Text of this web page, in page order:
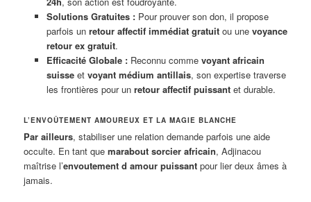
Solutions Gratuites :Pour prouver son don, il propose
parfois un retour affectif immédiat gratuitou une voyance
retour ex gratuit.
Efficacité Globale :Reconnu comme voyant africain
suisseet voyant médium antillais, son expertise traverse
les frontières pour un retour affectif puissantet durable.
L’ENVOÛTEMENT AMOUREUX ET LA MAGIE BLANCHE
Par ailleurs, stabiliser une relation demande parfois une aide
occulte. En tant quemarabout sorcier africain, Adjinacou
maîtrise l’envoutement d amour puissant pour lier deux âmes à
jamais.